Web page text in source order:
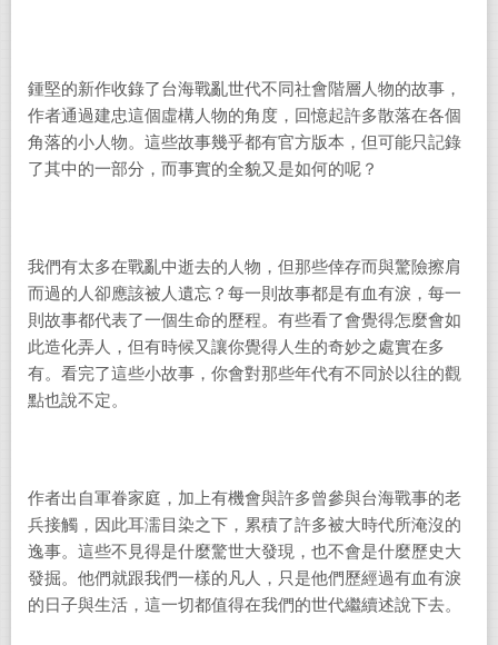
鍾堅的新作收錄了台海戰亂世代不同社會階層人物的故事，
作者通過建忠這個虛構人物的角度，回憶起許多散落在各個
角落的小人物。這些故事幾乎都有官方版本，但可能只記錄
了其中的一部分，而事實的全貌又是如何的呢？
我們有太多在戰亂中逝去的人物，但那些倖存而與驚險擦肩
而過的人卻應該被人遺忘？每一則故事都是有血有淚，每一
則故事都代表了一個生命的歷程。有些看了會覺得怎麼會如
此造化弄人，但有時候又讓你覺得人生的奇妙之處實在多
有。看完了這些小故事，你會對那些年代有不同於以往的觀
點也說不定。
作者出自軍眷家庭，加上有機會與許多曾參與台海戰事的老
兵接觸，因此耳濡目染之下，累積了許多被大時代所淹沒的
逸事。這些不見得是什麼驚世大發現，也不會是什麼歷史大
發掘。他們就跟我們一樣的凡人，只是他們歷經過有血有淚
的日子與生活，這一切都值得在我們的世代繼續述說下去。